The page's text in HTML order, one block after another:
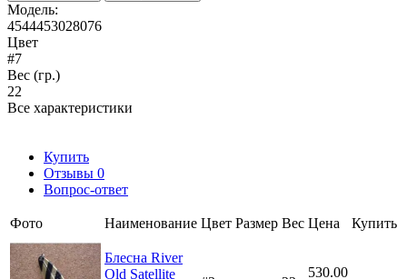
Модель:
4544453028076
Цвет
#7
Вес (гр.)
22
Все характеристики
Купить
Отзывы 0
Вопрос-ответ
Фото Наименование Цвет Размер Вес Цена Купить
Блесна River
Old Satellite
530.00